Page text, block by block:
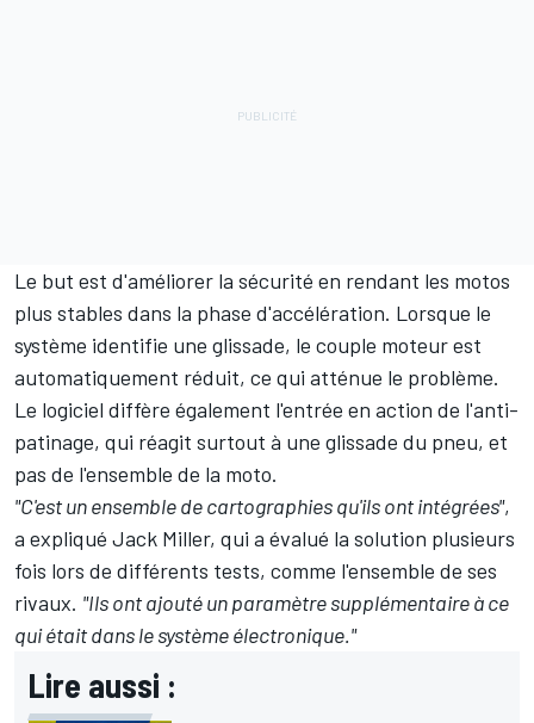
Le but est d'améliorer la sécurité en rendant les motos
plus stables dans la phase d'accélération. Lorsque le
système identifie une glissade, le couple moteur est
automatiquement réduit, ce qui atténue le problème.
Le logiciel diffère également l'entrée en action de l'anti-
patinage, qui réagit surtout à une glissade du pneu, et
pas de l'ensemble de la moto.
"C'est un ensemble de cartographies qu'ils ont intégrées",
a expliqué Jack Miller, qui a évalué la solution plusieurs
fois lors de différents tests, comme l'ensemble de ses
rivaux. "Ils ont ajouté un paramètre supplémentaire à ce
qui était dans le système électronique."
Lire aussi :